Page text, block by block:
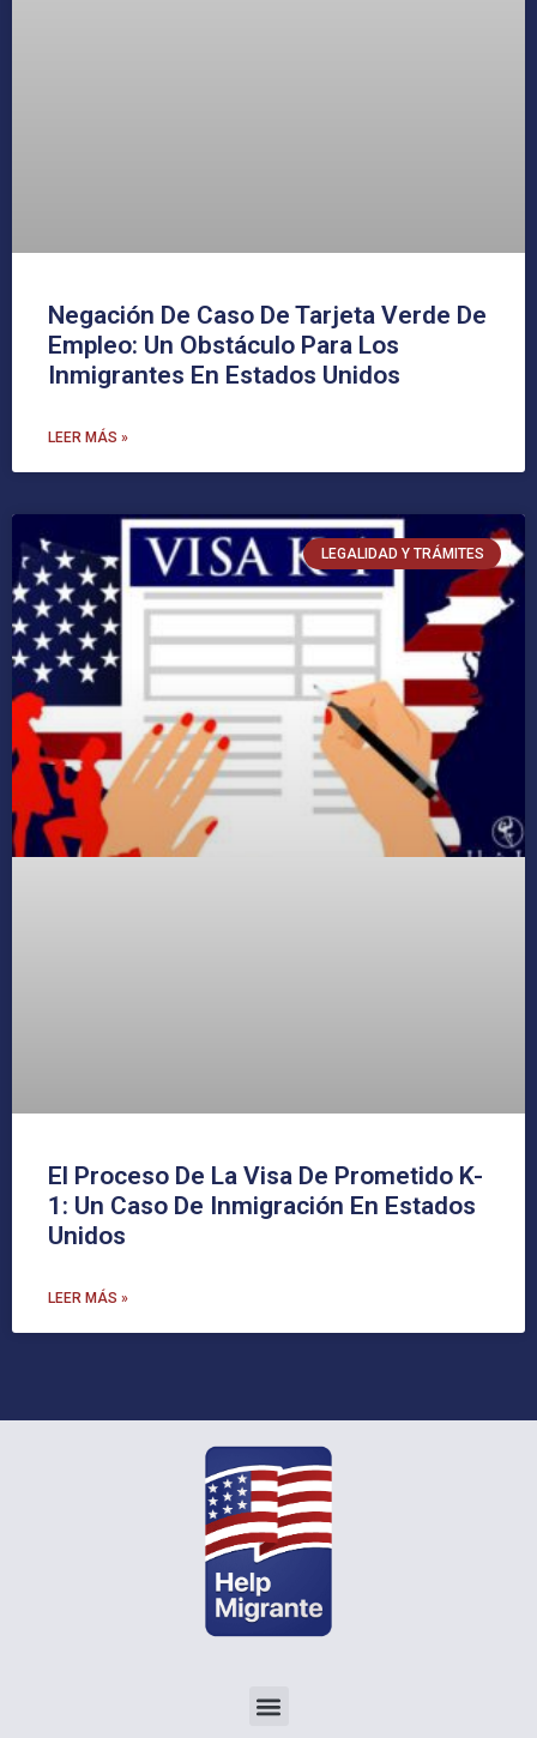
Negación De Caso De Tarjeta Verde De
Empleo: Un Obstáculo Para Los
Inmigrantes En Estados Unidos
LEER MÁS »
LEGALIDAD Y TRÁMITES
El Proceso De La Visa De Prometido K-
1: Un Caso De Inmigración En Estados
Unidos
LEER MÁS »